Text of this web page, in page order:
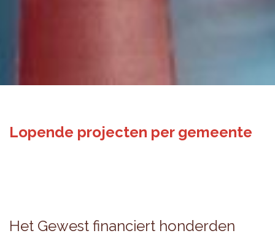
Lopende projecten per gemeente
Het Ge­west fi­nan­ciert hon­der­den